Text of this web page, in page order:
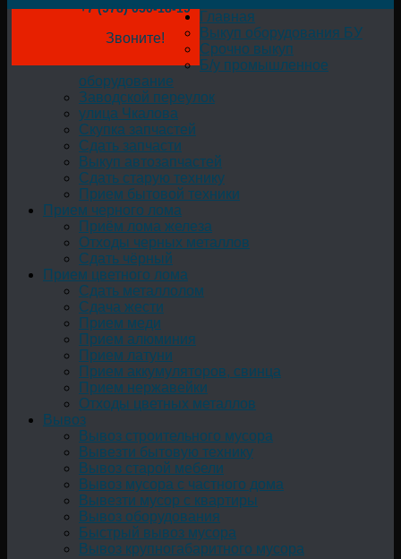
+7 (978) 050-18-19
Звоните!
Главная
Выкуп оборудования БУ
Срочно выкуп
Б/у промышленное
оборудование
Заводской переулок
улица Чкалова
Скупка запчастей
Сдать запчасти
Выкуп автозапчастей
Сдать старую технику
Прием бытовой техники
Прием черного лома
Приём лома железа
Отходы черных металлов
Сдать чёрный
Прием цветного лома
Сдать металлолом
Сдача жести
Прием меди
Прием алюминия
Прием латуни
Прием аккумуляторов, свинца
Прием нержавейки
Отходы цветных металлов
Вывоз
Вывоз строительного мусора
Вывезти бытовую технику
Вывоз старой мебели
Вывоз мусора с частного дома
Вывезти мусор с квартиры
Вывоз оборудования
Быстрый вывоз мусора
Вывоз крупногабаритного мусора